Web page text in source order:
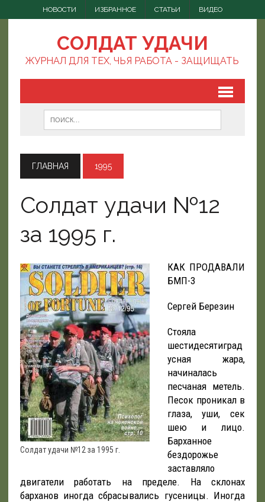
НОВОСТИ ИЗБРАННОЕ СТАТЬИ ВИДЕО
СОЛДАТ УДАЧИ
ЖУРНАЛ ДЛЯ ТЕХ, ЧЬЯ РАБОТА - ЗАЩИЩАТЬ
ГЛАВНАЯ 1995
Солдат удачи №12
за 1995 г.
Солдат удачи №12 за 1995 г.
КАК ПРОДАВАЛИ
БМП-3
Сергей Березин
Стояла
шестидесятиград
усная жара,
начиналась
песчаная метель.
Песок проникал в
глаза, уши, сек
шею и лицо.
Барханное
бездорожье
заставляло
двигатели работать на пределе. На склонах
барханов иногда сбрасывались гусеницы. Иногда